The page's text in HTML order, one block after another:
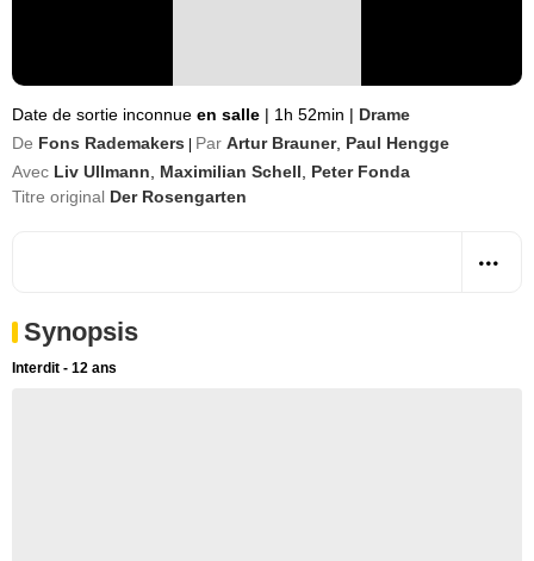
Date de sortie inconnue en salle | 1h 52min | Drame
De Fons Rademakers Par Artur Brauner, Paul Hengge
Avec Liv Ullmann Maximilian Schell
Peter Fonda
Titre original Der Rosengarten
Synopsis
Interdit - 12 ans